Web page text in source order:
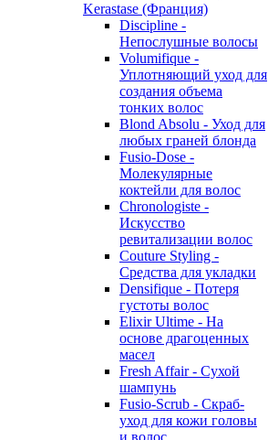
Kerastase (Франция)
Discipline -
Непослушные волосы
Volumifique -
Уплотняющий уход для
создания объема
тонких волос
Blond Absolu - Уход для
любых граней блонда
Fusio-Dose -
Молекулярные
коктейли для волос
Chronologiste -
Искусство
ревитализации волос
Couture Styling -
Средства для укладки
Densifique - Потеря
густоты волос
Elixir Ultime - На
основе драгоценных
масел
Fresh Affair - Сухой
шампунь
Fusio-Scrub - Скраб-
уход для кожи головы
и волос